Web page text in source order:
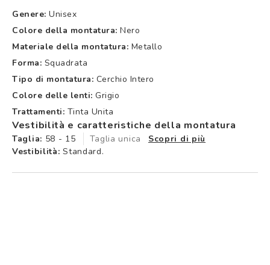
Genere: Unisex
Colore della montatura: Nero
Materiale della montatura: Metallo
Forma: Squadrata
Tipo di montatura: Cerchio Intero
Colore delle lenti: Grigio
Trattamenti: Tinta Unita
Vestibilità e caratteristiche della montatura
Taglia: 58 - 15 Taglia unica
Scopri di più
Vestibilità: Standard.